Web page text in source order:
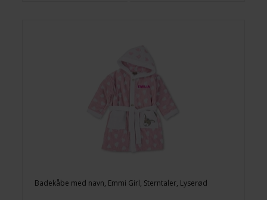
Badekåbe med navn, Emmi Girl, Sterntaler, Lyserød